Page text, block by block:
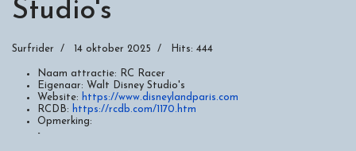
Studio's
Surfrider 14 oktober 2025 Hits: 444
Naam attractie:
RC Racer
Eigenaar: Walt Disney Studio's
Website: https://www.disneylandparis.com
RCDB: https://rcdb.com/1170.htm
Opmerking:
-